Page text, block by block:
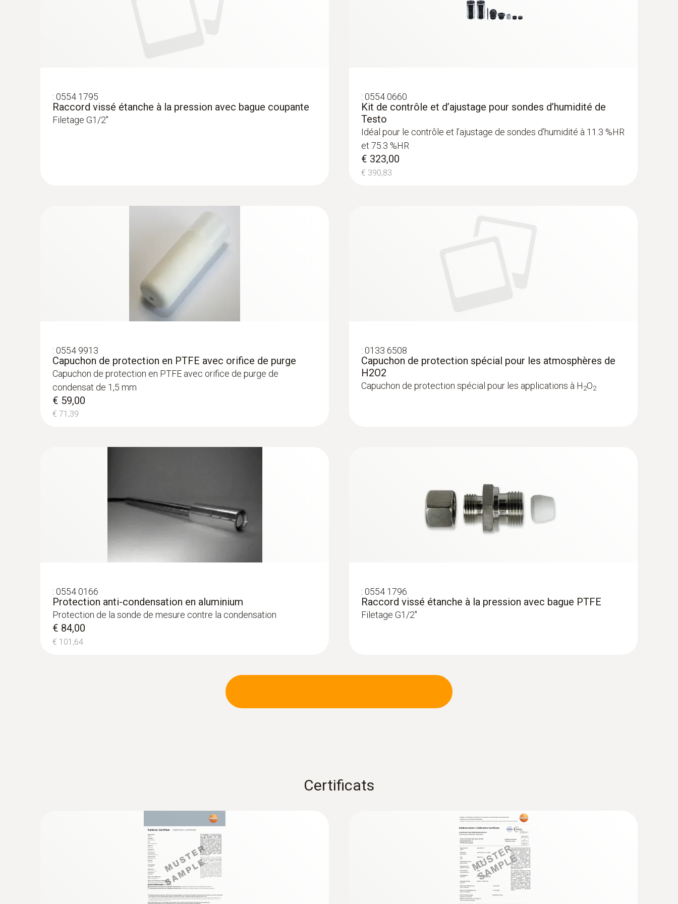
: 0554 1795
Raccord vissé étanche à la pression avec bague coupante
Filetage G1/2"
: 0554 0660
Kit de contrôle et d’ajustage pour sondes d’humidité de
Testo
Idéal pour le contrôle et l’ajustage de sondes d’humidité à 11.3 %HR
et 75.3 %HR
€ 323,00
€ 390,83
: 0554 9913
Capuchon de protection en PTFE avec orifice de purge
Capuchon de protection en PTFE avec orifice de purge de
condensat de 1,5 mm
€ 59,00
€ 71,39
: 0133 6508
Capuchon de protection spécial pour les atmosphères de
H2O2
Capuchon de protection spécial pour les applications à H2O2
: 0554 0166
Protection anti-condensation en aluminium
Protection de la sonde de mesure contre la condensation
€ 84,00
€ 101,64
: 0554 1796
Raccord vissé étanche à la pression avec bague PTFE
Filetage G1/2"
Certificats